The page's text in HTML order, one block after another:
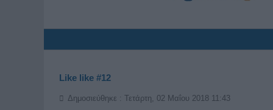
Like like #12
Δημοσιεύθηκε : Τετάρτη, 02 Μαΐου 2018 11:43